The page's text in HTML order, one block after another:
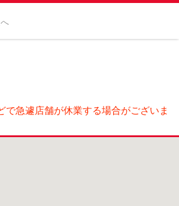
で急遽店舗が休業する場合がございま